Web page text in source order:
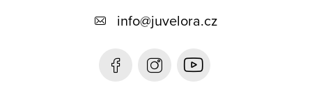
info@juvelora.cz